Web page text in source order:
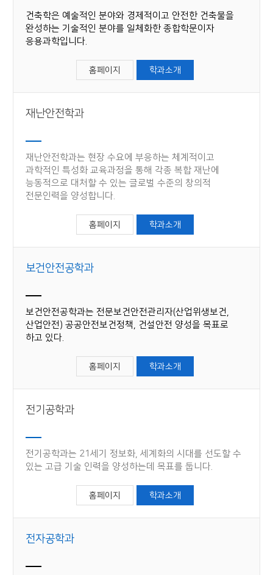
건축학은 예술적인 분야와 경제적이고 안전한 건축물을
완성하는 기술적인 분야를 일체화한 종합학문이자
응용과학입니다.
홈페이지 학과소개
재난안전학과
재난안전학과는 현장 수요에 부응하는 체계적이고
과학적인 특성화 교육과정을 통해 각종 복합 재난에
능동적으로 대처할 수 있는 글로벌 수준의 창의적
전문인력을 양성합니다.
홈페이지 학과소개
보건안전공학과
보건안전공학과는 전문보건안전관리자(산업위생보건,
산업안전) 공공안전보건정책, 건설안전 양성을 목표로
하고 있다.
홈페이지 학과소개
전기공학과
전기공학과는 21세기 정보화, 세계화의 시대를 선도할 수
있는 고급 기술 인력을 양성하는데 목표를 둡니다.
홈페이지 학과소개
전자공학과